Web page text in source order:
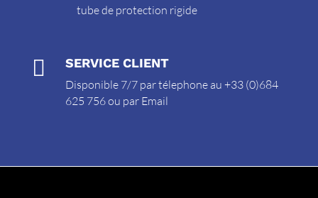
tube de protection rigide
 SERVICE CLIENT
Disponible 7/7 par télephone au +33 (0)684
625 756 ou par Email